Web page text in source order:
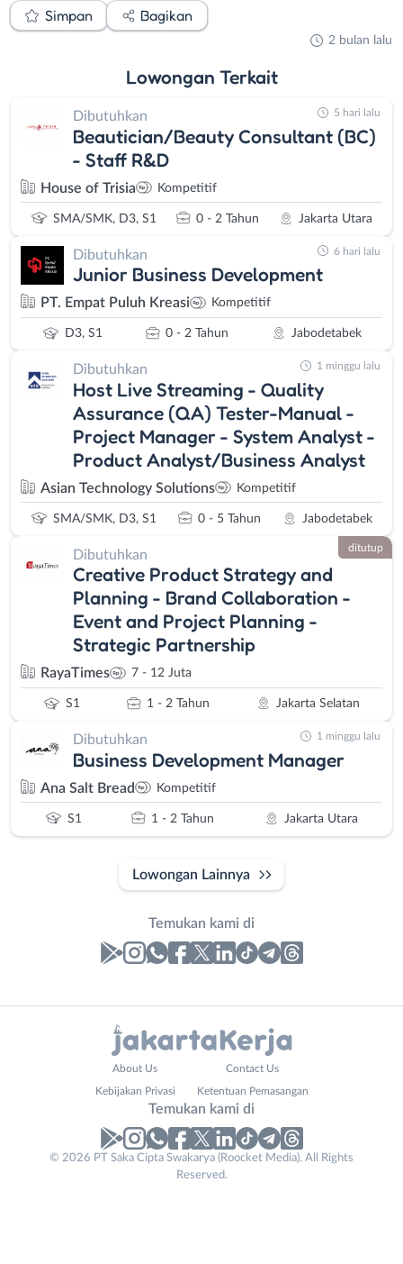
Simpan Bagikan
2 bulan lalu
Lowongan Terkait
Dibutuhkan
Beautician/Beauty Consultant (BC)
- Staff R&D
House of Trisia Kompetitif
SMA/SMK, D3, S1 0 - 2 Tahun Jakarta Utara
5 hari lalu
Dibutuhkan
Junior Business Development
PT. Empat Puluh Kreasi Kompetitif
D3, S1 0 - 2 Tahun Jabodetabek
6 hari lalu
Dibutuhkan
Host Live Streaming - Quality
Assurance (QA) Tester-Manual -
Project Manager - System Analyst -
Product Analyst/Business Analyst
Asian Technology Solutions Kompetitif
SMA/SMK, D3, S1 0 - 5 Tahun Jabodetabek
1 minggu lalu
Dibutuhkan
Creative Product Strategy and
Planning - Brand Collaboration -
Event and Project Planning -
Strategic Partnership
RayaTimes 7 - 12 Juta
S1 1 - 2 Tahun Jakarta Selatan
ditutup
Dibutuhkan
Business Development Manager
Ana Salt Bread Kompetitif
S1 1 - 2 Tahun Jakarta Utara
1 minggu lalu
Lowongan Lainnya
Temukan kami di
No. Telp /
About Us Contact Us
Kebijakan Privasi Ketentuan Pemasangan
Temukan kami di
© 2026 PT Saka Cipta Swakarya (Roocket Media). All Rights
Reserved.